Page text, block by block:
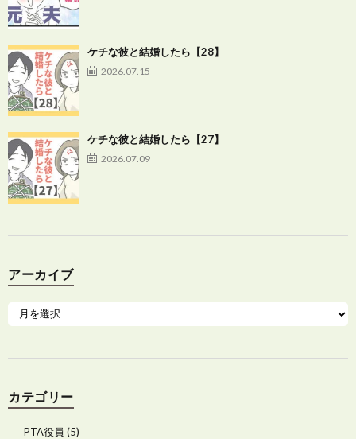
ケチな彼と結婚したら【28】
2026.07.15
ケチな彼と結婚したら【27】
2026.07.09
アーカイブ
カテゴリー
PTA役員 (5)